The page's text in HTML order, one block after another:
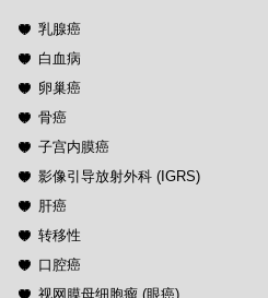
乳腺癌
白血病
卵巢癌
骨癌
子宫内膜癌
影像引导放射外科 (IGRS)
肝癌
转移性
口腔癌
视网膜母细胞瘤 (眼癌)